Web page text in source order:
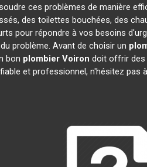
ces problèmes de manière
des toilettes bouchées, des
pour répondre à vos besoins
problème. Avant de choisir un
bon plombier Voiron doit offrir des
fiable et professionnel, n'hésitez pas